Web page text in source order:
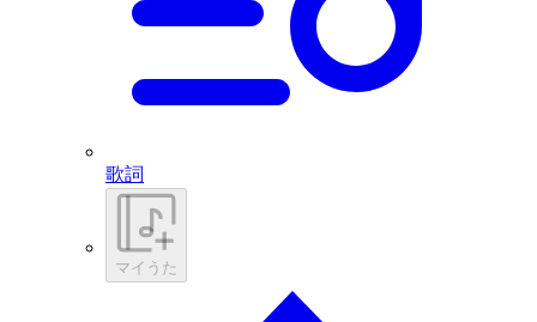
歌詞
マイうた